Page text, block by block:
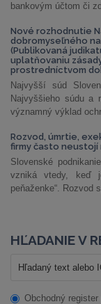
bankovým účtom či
Nové rozhodnutie
dobromyseľného
(Publikovaná
uplatňovaniu
prostredníctvom
Najvyšší súd
Najvyššieho súdu a
významný výklad
Rozvod, úmrtie,
firmy často neustojí
Slovenské
vzniká vtedy, keď
peňaženke“. Rozvod
HĽADANIE V
Obchodný